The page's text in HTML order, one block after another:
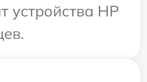
устройства HP